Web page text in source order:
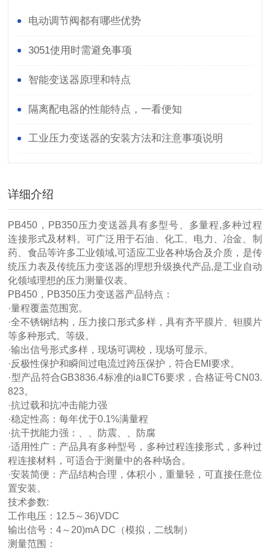
电动调节阀都有哪些优势
3051使用时需避免事项
智能变送器原理和特点
隔离配电器的性能特点，一看便知
工业压力变送器的安装方法和注意事项说明
详细介绍
PB450，PB350压力变送器具有多型号、多量程,多种过程
连接形式及材料。可广泛用于石油、化工、电力、冶金、制
药、食品等许多工业领域,可适应工业各种场合及介质，是传
统压力表及传统压力变送器的理想升级换代产品,是工业自动
化领域理想的压力测量仪表。
PB450，PB350压力变送器产品特点：
·量程覆盖范围宽。
·全不锈钢结构，压力接口形式多样，具有齐平膜片、钽膜片
等多种形式。等级。
·输出信号形式多样，现场可调校，现场可显示。
·反极性保护和瞬间过电流过跨压保护，符合EMI要求。
·型产品符合GB3836.4标准的iaⅡCT6要求，合格证号CN03.
823。
·抗过载和抗冲击能力强
·稳定性高：每年优于0.1%满量程
·抗干扰能力强：、、防震、、防腐
·适用性广：产品具有多种型号，多种过程连接形式，多种过
程连接材料，可适合于测量中的各种场合。
·安装简便：产品结构合理，体积小，重量轻，可直接任意位
置安装。
技术参数:
工作电压：12.5～36)VDC
输出信号：4～20)mA DC（模拟，二线制）
测量范围：